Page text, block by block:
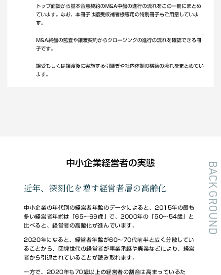
トップ面談から基本合意契約のM&A中盤の進行の流れをこの一冊にまとめ
ています。なお、本冊子は譲受候補者様専用の特別冊子もご用意していま
す。
M&A終盤の監査や譲渡契約からクロージングの進行の流れを確認できる冊
子です。
譲受もしくは譲渡後に実施する引継ぎや社内体制の構築の流れをまとめてい
ます。
BACK GROUND
中小企業経営者の実態
近年、深刻化を増す経営者層の高齢化
中小企業の年代別の経営者年齢のデータによると、2015年の最も
多い経営者年齢は「65～69歳」で、2000年の「50～54歳」と
比べると、経営者の高齢化が進んでいます。
2020年になると、経営者年齢が60～70代前半と広く分散してい
ることから、団塊世代の経営者が事業承継や廃業などにより、経営
者から引退されていることが読み取れます。
一方で、2020年も70歳以上の経営者の割合は高まっているた